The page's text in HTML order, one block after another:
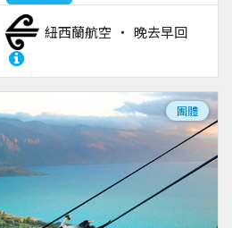
紐西蘭航空 晚去早回
團體